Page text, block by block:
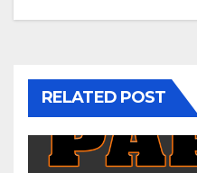
RELATED POST